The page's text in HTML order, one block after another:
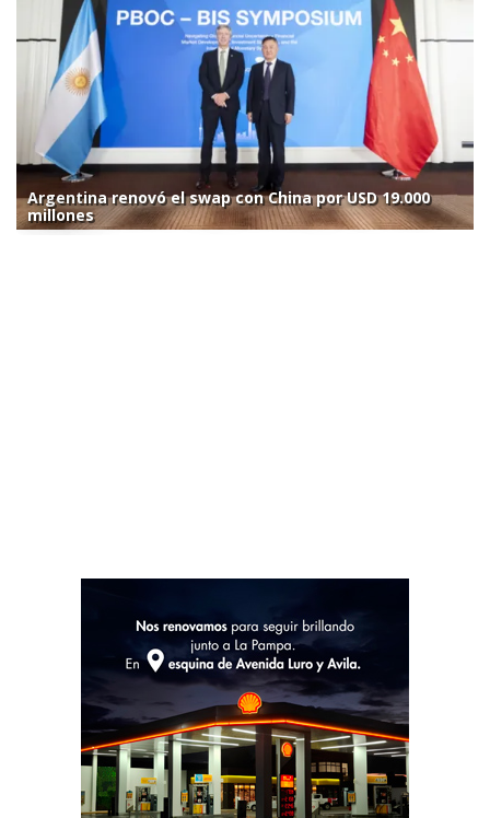
Argentina renovó el swap con China por USD 19.000
millones